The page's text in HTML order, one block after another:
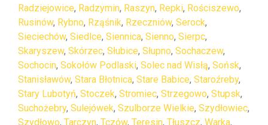
Radziejowice, Radzymin, Raszyn, Repki, Rościszewo,
Rusinów, Rybno, Rząśnik, Rzeczniów, Serock,
Sieciechów, Siedlce, Siennica, Sienno, Sierpc,
Skaryszew, Skórzec, Słubice, Słupno, Sochaczew,
Sochocin, Sokołów Podlaski, Solec nad Wisłą, Sońsk,
Stanisławów, Stara Błotnica, Stare Babice, Staroźreby,
Stary Lubotyń, Stoczek, Stromiec, Strzegowo, Stupsk,
Suchożebry, Sulejówek, Szulborze Wielkie, Szydłowiec,
Szydłowo, Tarczyn, Tczów, Teresin, Tłuszcz, Warka,